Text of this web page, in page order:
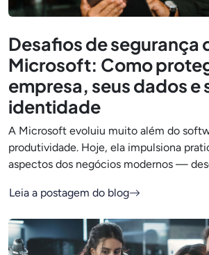
Desafios de segurança
Microsoft: Como
empresa, seus dados e
identidade
A Microsoft evoluiu muito além do
produtividade. Hoje, ela impulsiona
aspectos dos negócios modernos —
Leia a postagem do blog